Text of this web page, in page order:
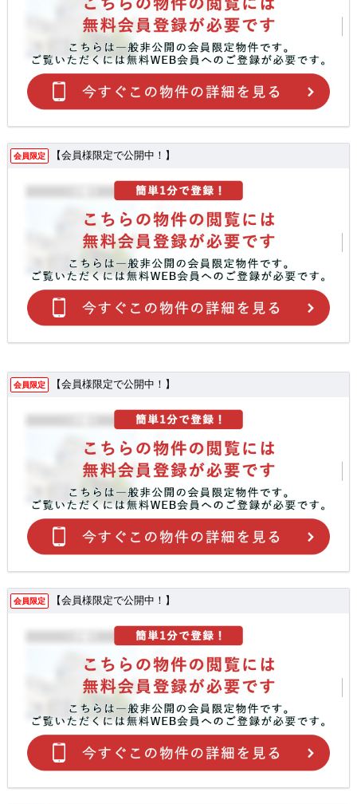
会員限定 【会員様限定で公開中！】
会員限定 【会員様限定で公開中！】
会員限定 【会員様限定で公開中！】